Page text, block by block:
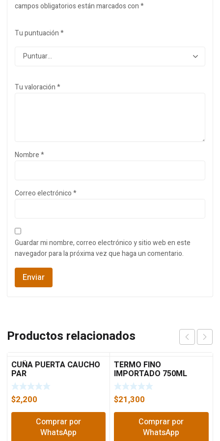
campos obligatorios están marcados con*
Tu puntuación*
Tu valoración*
Nombre*
Correo electrónico*
Guardar mi nombre, correo electrónico y sitio web en este
navegador para la próxima vez que haga un comentario.
Productos relacionados
CUÑA PUERTA CAUCHO
PAR
$2,200
Comprar por
WhatsApp
TERMO FINO
IMPORTADO 750ML
$21,300
Comprar por
WhatsApp